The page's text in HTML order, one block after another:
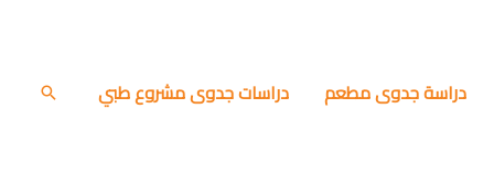
دراسة جدوى مطعم دراسات جدوى مشروع طبي البحث